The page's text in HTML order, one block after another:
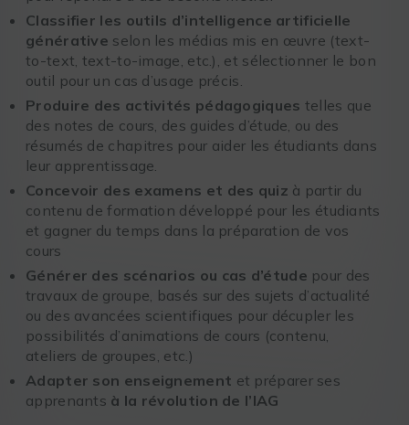
Classifier les outils d’intelligence artificielle
générative selon les médias mis en œuvre (text-
to-text, text-to-image, etc.), et sélectionner le bon
outil pour un cas d’usage précis.
Produire des activités pédagogiques telles que
des notes de cours, des guides d’étude, ou des
résumés de chapitres pour aider les étudiants dans
leur apprentissage.
Concevoir des examens et des quiz à partir du
contenu de formation développé pour les étudiants
et gagner du temps dans la préparation de vos
cours
Générer des scénarios ou cas d’étude pour des
travaux de groupe, basés sur des sujets d’actualité
ou des avancées scientifiques pour décupler les
possibilités d’animations de cours (contenu,
ateliers de groupes, etc.)
Adapter son enseignement et préparer ses
apprenants à la révolution de l’IAG